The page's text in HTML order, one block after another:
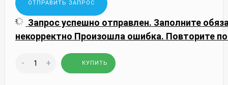
Запрос успешно отправлен. Заполните
некорректно Произошла ошибка. Повторите
- + КУПИТЬ